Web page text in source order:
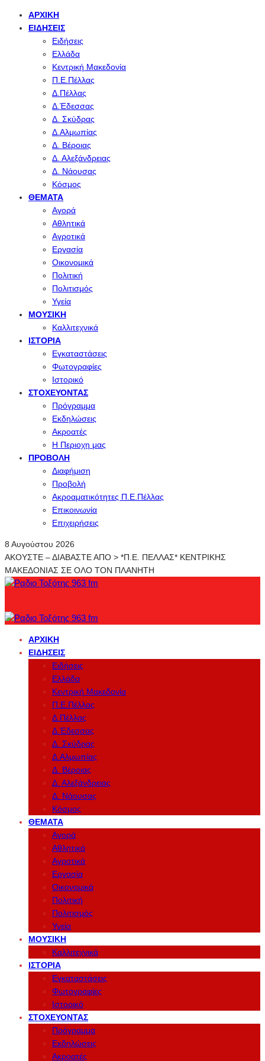
ΑΡΧΙΚΉ
ΕΙΔΉΣΕΙΣ
Ειδήσεις
Ελλάδα
Κεντρική Μακεδονία
Π.Ε.Πέλλας
Δ.Πέλλας
Δ.Έδεσσας
Δ. Σκύδρας
Δ.Αλμωπίας
Δ. Βέροιας
Δ. Αλεξάνδρειας
Δ. Νάουσας
Κόσμος
ΘΈΜΑΤΑ
Αγορά
Αθλητικά
Αγροτικά
Εργασία
Οικονομικά
Πολιτική
Πολιτισμός
Υγεία
ΜΟΥΣΙΚΉ
Καλλιτεχνικά
ΙΣΤΟΡΊΑ
Εγκαταστάσεις
Φωτογραφίες
Ιστορικό
ΣΤΟΧΕΎΟΝΤΑΣ
Πρόγραμμα
Εκδηλώσεις
Ακροατές
Η Περιοχη μας
ΠΡΟΒΟΛΉ
Διαφήμιση
Προβολή
Ακροαματικότητες Π.Ε.Πέλλας
Επικοινωνία
Επιχειρήσεις
8 Αυγούστου 2026
ΑΚΟΥΣΤΕ – ΔΙΑΒΑΣΤΕ ΑΠΟ > *Π.Ε. ΠΕΛΛΑΣ* ΚΕΝΤΡΙΚΗΣ
ΜΑΚΕΔΟΝΙΑΣ ΣΕ ΟΛΟ ΤΟΝ ΠΛΑΝΗΤΗ
ΑΡΧΙΚΉ
ΕΙΔΉΣΕΙΣ
Ειδήσεις
Ελλάδα
Κεντρική Μακεδονία
Π.Ε.Πέλλας
Δ.Πέλλας
Δ.Έδεσσας
Δ. Σκύδρας
Δ.Αλμωπίας
Δ. Βέροιας
Δ. Αλεξάνδρειας
Δ. Νάουσας
Κόσμος
ΘΈΜΑΤΑ
Αγορά
Αθλητικά
Αγροτικά
Εργασία
Οικονομικά
Πολιτική
Πολιτισμός
Υγεία
ΜΟΥΣΙΚΉ
Καλλιτεχνικά
ΙΣΤΟΡΊΑ
Εγκαταστάσεις
Φωτογραφίες
Ιστορικό
ΣΤΟΧΕΎΟΝΤΑΣ
Πρόγραμμα
Εκδηλώσεις
Ακροατές